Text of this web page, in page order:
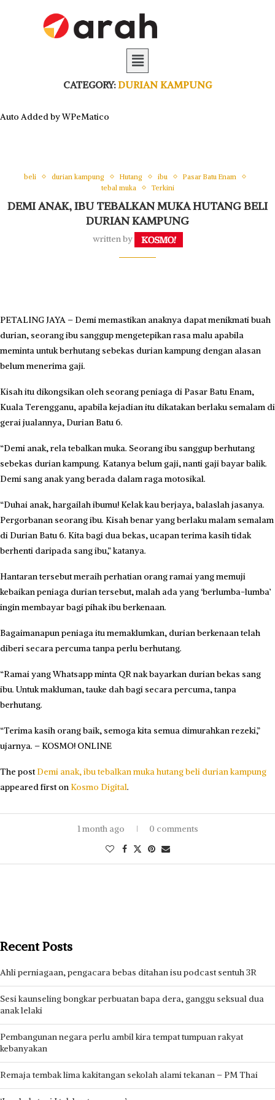
CATEGORY:DURIAN KAMPUNG
Auto Added by WPeMatico
beli durian kampung Hutang ibu
Pasar Batu Enam
tebal muka
Terkini
DEMI ANAK, IBU TEBALKAN MUKA HUTANG BELI
DURIAN KAMPUNG
written by
PETALING JAYA – Demi memastikan anaknya dapat menikmati buah
durian, seorang ibu sanggup mengetepikan rasa malu apabila
meminta untuk berhutang sebekas durian kampung dengan alasan
belum menerima gaji.
Kisah itu dikongsikan oleh seorang peniaga di Pasar Batu Enam,
Kuala Terengganu, apabila kejadian itu dikatakan berlaku semalam di
gerai jualannya, Durian Batu 6.
“Demi anak, rela tebalkan muka. Seorang ibu sanggup berhutang
sebekas durian kampung. Katanya belum gaji, nanti gaji bayar balik.
Demi sang anak yang berada dalam raga motosikal.
“Duhai anak, hargailah ibumu! Kelak kau berjaya, balaslah jasanya.
Pergorbanan seorang ibu. Kisah benar yang berlaku malam semalam
di Durian Batu 6. Kita bagi dua bekas, ucapan terima kasih tidak
berhenti daripada sang ibu,” katanya.
Hantaran tersebut meraih perhatian orang ramai yang memuji
kebaikan peniaga durian tersebut, malah ada yang ‘berlumba-lumba’
ingin membayar bagi pihak ibu berkenaan.
Bagaimanapun peniaga itu memaklumkan, durian berkenaan telah
diberi secara percuma tanpa perlu berhutang.
“Ramai yang Whatsapp minta QR nak bayarkan durian bekas sang
ibu. Untuk makluman, tauke dah bagi secara percuma, tanpa
berhutang.
“Terima kasih orang baik, semoga kita semua dimurahkan rezeki,”
ujarnya. – KOSMO! ONLINE
The postDemi anak, ibu tebalkan muka hutang beli durian kampung
appeared first on Kosmo Digital.
1 month ago 0 comments
Recent Posts
Ahli perniagaan, pengacara bebas ditahan isu podcast sentuh 3R
Sesi kaunseling bongkar perbuatan bapa dera, ganggu seksual dua
anak lelaki
Pembangunan negara perlu ambil kira tempat tumpuan rakyat
kebanyakan
Remaja tembak lima kakitangan sekolah alami tekanan – PM Thai